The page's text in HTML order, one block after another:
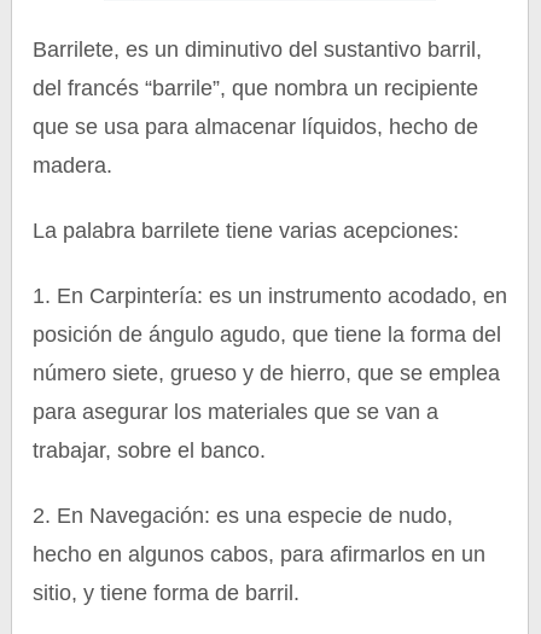
Barrilete, es un diminutivo del sustantivo barril,
del francés “barrile”, que nombra un recipiente
que se usa para almacenar líquidos, hecho de
madera.
La palabra barrilete tiene varias acepciones:
1. En Carpintería: es un instrumento acodado, en
posición de ángulo agudo, que tiene la forma del
número siete, grueso y de hierro, que se emplea
para asegurar los materiales que se van a
trabajar, sobre el banco.
2. En Navegación: es una especie de nudo,
hecho en algunos cabos, para afirmarlos en un
sitio, y tiene forma de barril.